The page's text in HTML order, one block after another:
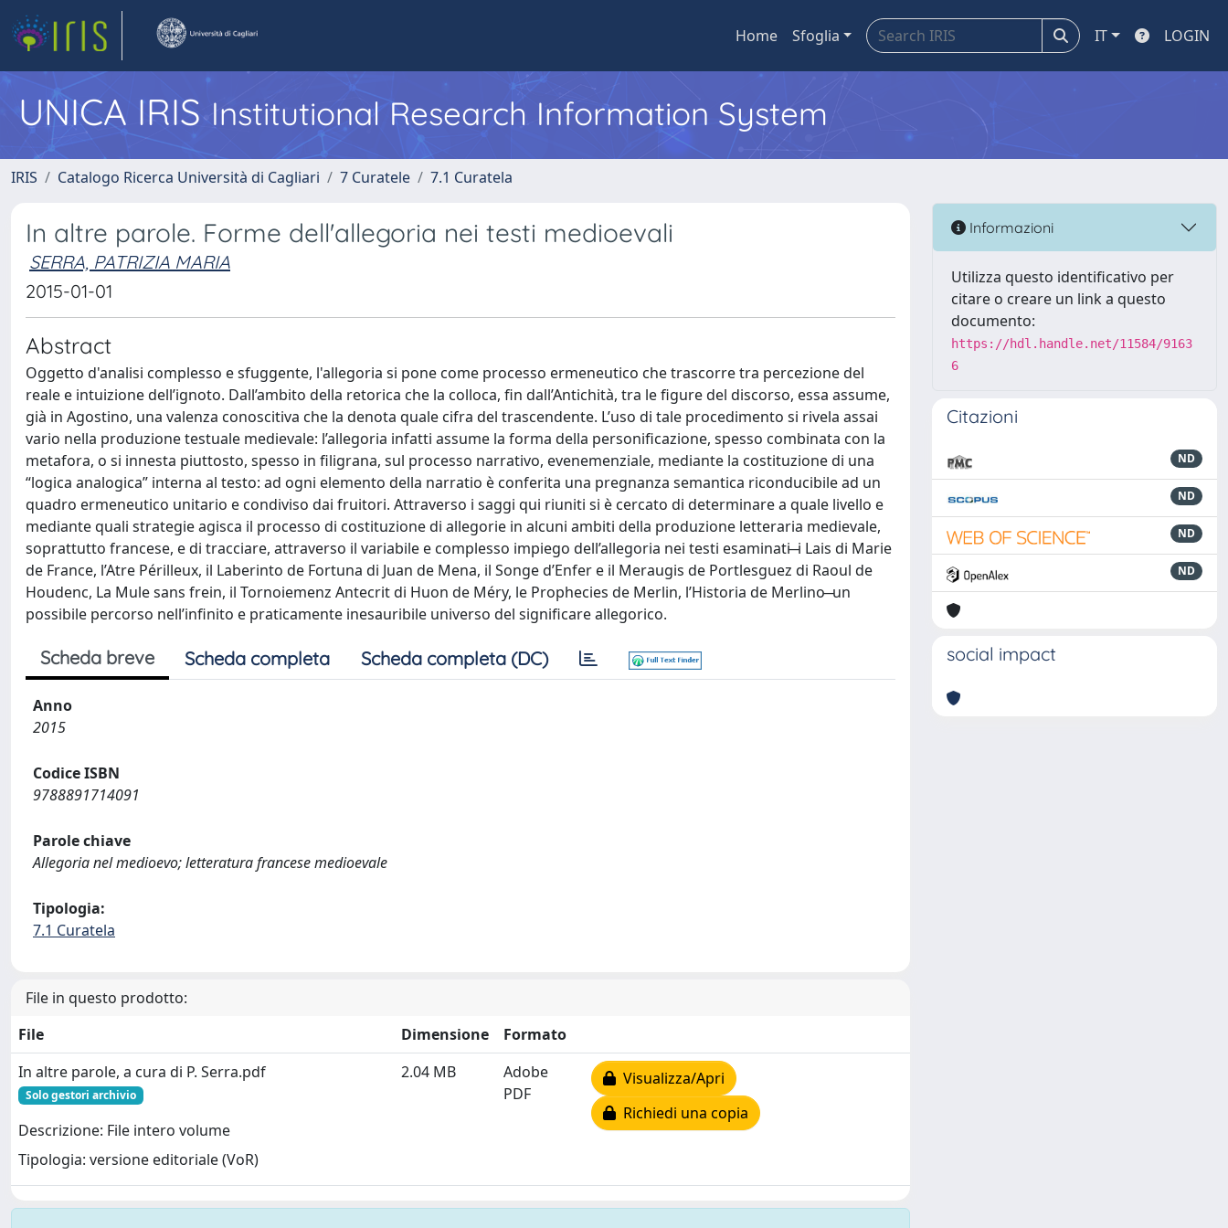
Home Sfoglia IT LOGIN
UNICA IRISInstitutional Research Information System
IRIS Catalogo Ricerca Università di Cagliari 7 Curatele 7.1 Curatela
In altre parole. Forme dell'allegoria nei testi medioevali
SERRA, PATRIZIA MARIA
2015-01-01
Abstract
Oggetto d'analisi complesso e sfuggente, l'allegoria si pone come processo ermeneutico che trascorre tra percezione del
reale e intuizione dell’ignoto. Dall’ambito della retorica che la colloca, fin dall’Antichità, tra le figure del discorso, essa assume,
già in Agostino, una valenza conoscitiva che la denota quale cifra del trascendente. L’uso di tale procedimento si rivela assai
vario nella produzione testuale medievale: l’allegoria infatti assume la forma della personificazione, spesso combinata con la
metafora, o si innesta piuttosto, spesso in filigrana, sul processo narrativo, evenemenziale, mediante la costituzione di una
“logica analogica” interna al testo: ad ogni elemento della narratio è conferita una pregnanza semantica riconducibile ad un
quadro ermeneutico unitario e condiviso dai fruitori. Attraverso i saggi qui riuniti si è cercato di determinare a quale livello e
mediante quali strategie agisca il processo di costituzione di allegorie in alcuni ambiti della produzione letteraria medievale,
soprattutto francese, e di tracciare, attraverso il variabile e complesso impiego dell’allegoria nei testi esaminati ̶ i Lais di Marie
de France, l’Atre Périlleux, il Laberinto de Fortuna di Juan de Mena, il Songe d’Enfer e il Meraugis de Portlesguez di Raoul de
Houdenc, La Mule sans frein, il Tornoiemenz Antecrit di Huon de Méry, le Prophecies de Merlin, l’Historia de Merlino ̶ un
possibile percorso nell’infinito e praticamente inesauribile universo del significare allegorico.
Scheda breve Scheda completa Scheda completa (DC)
Anno
2015
Codice ISBN
9788891714091
Parole chiave
Allegoria nel medioevo; letteratura francese medioevale
Tipologia:
7.1 Curatela
File in questo prodotto:
File
Dimensione
Formato
In altre parole, a cura di P. Serra.pdf
Solo gestori archivio
Descrizione: File intero volume
Tipologia: versione editoriale (VoR)
2.04 MB
Adobe
PDF
Visualizza/Apri
Richiedi una copia
Informazioni
Utilizza questo identificativo per
citare o creare un link a questo
documento:
https://hdl.handle.net/11584/9163
6
Citazioni
ND
ND
ND
ND
social impact